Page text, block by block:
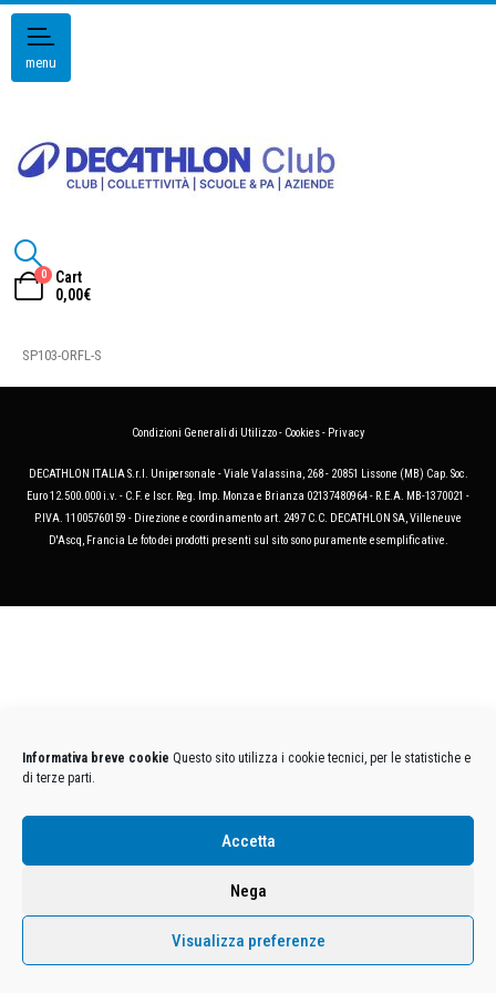
Informativa breve cookie Questo sito utilizza i cookie tecnici, per le statistiche e
di terze parti.
Accetta
Nega
Visualizza preferenze
menu
0
Cart
0,00€
SP103-ORFL-S
Condizioni Generali di Utilizzo- Cookies- Privacy
DECATHLON ITALIA S.r.l. Unipersonale - Viale Valassina, 268 - 20851 Lissone (MB) Cap. Soc.
Euro 12.500.000 i.v. - C.F. e Iscr. Reg. Imp. Monza e Brianza 02137480964 - R.E.A. MB-1370021 -
P.IVA. 11005760159 - Direzione e coordinamento art. 2497 C.C. DECATHLON SA, Villeneuve
D'Ascq, Francia Le foto dei prodotti presenti sul sito sono puramente esemplificative.